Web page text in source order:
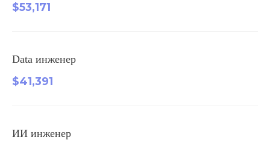
$53,171
Data инженер
$41,391
ИИ инженер